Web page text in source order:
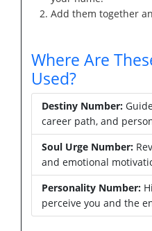
Add them together
Where Are
Used?
Destiny Number:
career path, and
Soul Urge Number:
and emotional
Personality Number:
perceive you and the